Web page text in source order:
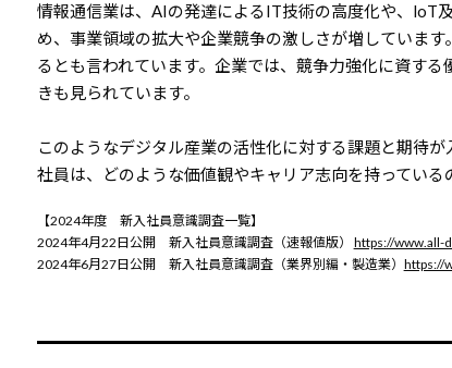
情報通信業は、AIの発達によるIT技術の高度化や、loT
め、事業領域の拡大や企業競争の激しさが増していま
るとも言われています。企業では、競争力強化に資す
きも見られています。
このようなデジタル産業の活性化に対する課題と期待
社員は、どのような価値観やキャリア志向を持っている
【2024年度 新入社員意識調査一覧】
2024年4月22日公開 新入社員意識調査（速報値版） https://www.all-
2024年6月27日公開 新入社員意識調査（業界別編・製造業） https://